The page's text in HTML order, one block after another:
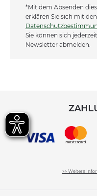
*Mit dem Absenden
erklären Sie sich mit den
Sie können sich
Newsletter abmelden.
>> Weitere